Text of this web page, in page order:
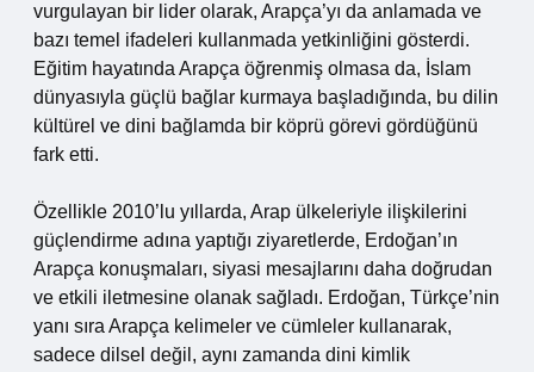
vurgulayan bir lider olarak, Arapça’yı da anlamada ve
bazı temel ifadeleri kullanmada yetkinliğini gösterdi.
Eğitim hayatında Arapça öğrenmiş olmasa da, İslam
dünyasıyla güçlü bağlar kurmaya başladığında, bu dilin
kültürel ve dini bağlamda bir köprü görevi gördüğünü
fark etti.
Özellikle 2010’lu yıllarda, Arap ülkeleriyle ilişkilerini
güçlendirme adına yaptığı ziyaretlerde, Erdoğan’ın
Arapça konuşmaları, siyasi mesajlarını daha doğrudan
ve etkili iletmesine olanak sağladı. Erdoğan, Türkçe’nin
yanı sıra Arapça kelimeler ve cümleler kullanarak,
sadece dilsel değil, aynı zamanda dini kimlik